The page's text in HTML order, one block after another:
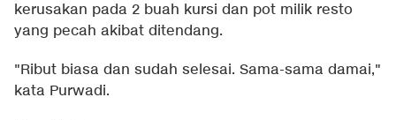
kerusakan pada 2 buah kursi dan pot milik resto
yang pecah akibat ditendang.
"Ribut biasa dan sudah selesai. Sama-sama damai,"
kata Purwadi.